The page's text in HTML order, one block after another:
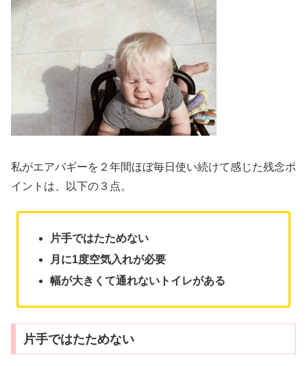
私がエアバギーを２年間ほぼ毎日使い続けて感じた残念ポ
イントは、以下の３点。
片手ではたためない
月に1度空気入れが必要
幅が大きくて通れないトイレがある
片手ではたためない